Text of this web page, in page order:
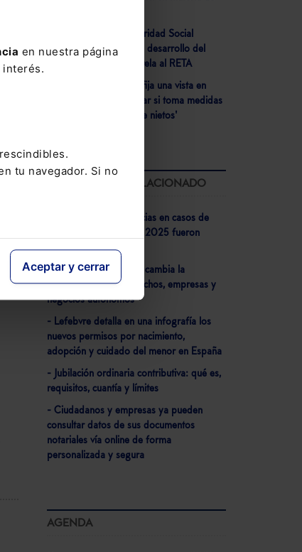
en nuestra página
interés.
tu navegador. Si no
Aceptar y cerrar
- El Ministerio de Seguridad Social
aborda con el CGAE el desarrollo del
reglamento de la pasarela al RETA
- El Tribunal Supremo fija una vista en
septiembre para analizar si toma medidas
cautelares por la 'ley de nietos'
LO MÁS LEÍDO RELACIONADO
- El 73% de las sentencias en casos de
corrupción dictadas en 2025 fueron
condenatorias
- Veri*Factu 2026: Así cambia la
facturación para despachos, empresas y
negocios autónomos
- Lefebvre detalla en una infografía los
nuevos permisos por nacimiento,
adopción y cuidado del menor en España
- Jubilación ordinaria contributiva: qué es,
requisitos, cuantía y límites
- Ciudadanos y empresas ya pueden
consultar datos de sus documentos
notariales vía online de forma
personalizada y segura
AGENDA